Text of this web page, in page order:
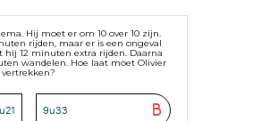
Hij moet er om 10 over 10 zijn.
rijden, maar er is een ongeval
hij 12 minuten extra rijden. Daarna
wandelen. Hoe laat moet Olivier
vertrekken?
B
9u33